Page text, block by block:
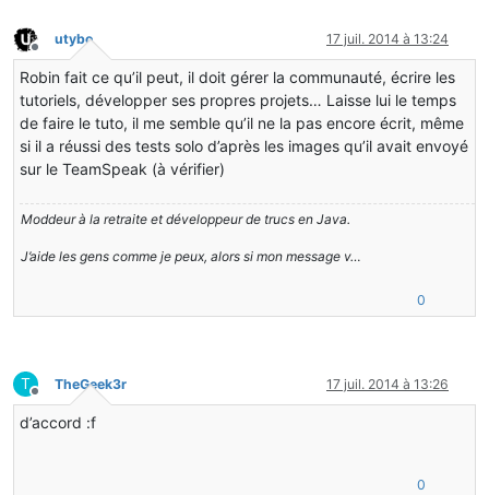
Hors-ligne
utybo 17 juil. 2014 à 13:24
Robin fait ce qu’il peut, il doit gérer la communauté, écrire les
tutoriels, développer ses propres projets… Laisse lui le temps
de faire le tuto, il me semble qu’il ne la pas encore écrit, même
si il a réussi des tests solo d’après les images qu’il avait envoyé
sur le TeamSpeak (à vérifier)
Moddeur à la retraite et développeur de trucs en Java.
J’aide les gens comme je peux, alors si mon message v…
0
T
Hors-ligne
TheGeek3r 17 juil. 2014 à 13:26
d’accord :f
0